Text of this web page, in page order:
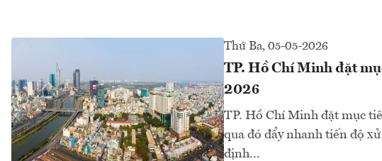
Thứ Ba, 05-05-2026
TP. Hồ Chí Minh đặt
2026
TP. Hồ Chí Minh đặt mục
qua đó đẩy nhanh tiến độ
định...